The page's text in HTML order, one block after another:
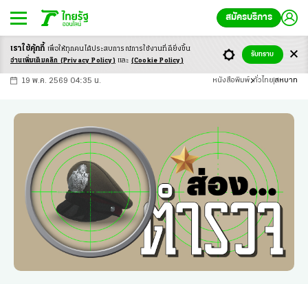
สมัครบริการ
-ก ก ก+
19 พ.ค. 2569 04:35 น. หนังสือพิมพ์ ทั่วไทย สหบาท
เราใช้คุ้กกี้ เพื่อให้ทุกคนได้ประสบการณ์การใช้งานที่ดียิ่งขึ้น
อ่านเพิ่มเติมคลิก (Privacy Policy) และ (Cookie Policy)
รับทราบ